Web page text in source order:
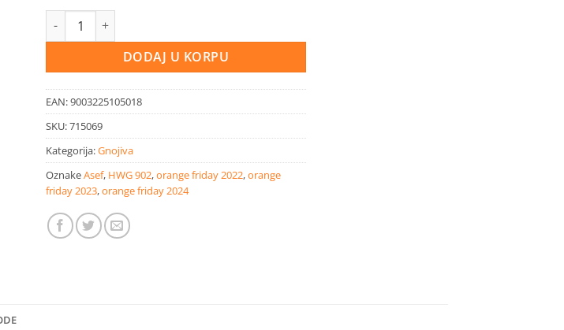
Asef tekuće gnojivo za lončanice 1 l količina
DODAJ U KORPU
EAN:9003225105018
SKU:715069
Kategorija:Gnojiva
OznakeAsef, HWG 902,orange friday 2022,orange
friday 2023,orange friday 2024